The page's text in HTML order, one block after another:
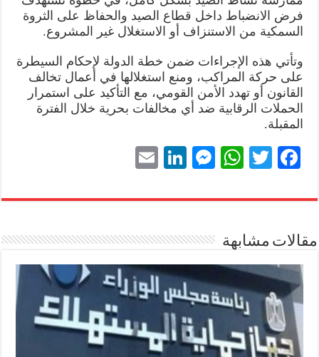
فرض الانضباط داخل قطاع الصيد والحفاظ على الثروة
السمكية من الاستنزاف أو الاستغلال غير المشروع.
وتأتي هذه الإجراءات ضمن خطة الدولة لإحكام السيطرة
على حركة المراكب، ومنع استغلالها في أعمال تخالف
القانون أو تهدد الأمن القومي، مع التأكيد على استمرار
الحملات الرقابية ضد أي مخالفات بحرية خلال الفترة
المقبلة.
Fa
bo
T
tte
W
ts
pp
M
se
er
Li
ed
ail
مقالات مشابهة